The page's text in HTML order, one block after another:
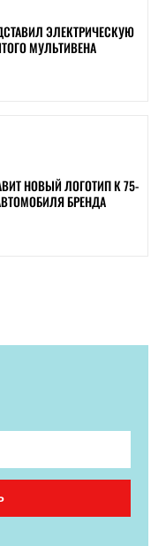
ЭЛЕКТРИЧЕСКУЮ
МУЛЬТИВЕНА
НОВЫЙ ЛОГОТИП К 75-
БРЕНДА